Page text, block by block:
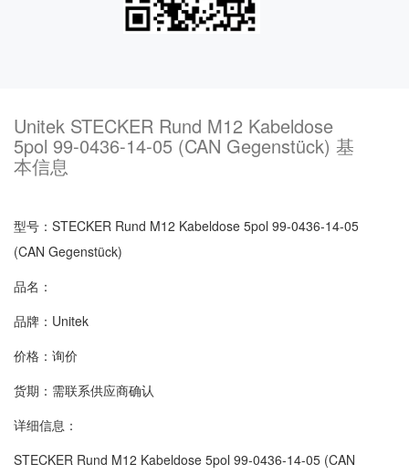
Unitek STECKER Rund M12 Kabeldose
5pol 99-0436-14-05 (CAN Gegenstück) 基
本信息
型号：STECKER Rund M12 Kabeldose 5pol 99-0436-14-05
(CAN Gegenstück)
品名：
品牌：Unitek
价格：询价
货期：需联系供应商确认
详细信息：
STECKER Rund M12 Kabeldose 5pol 99-0436-14-05 (CAN